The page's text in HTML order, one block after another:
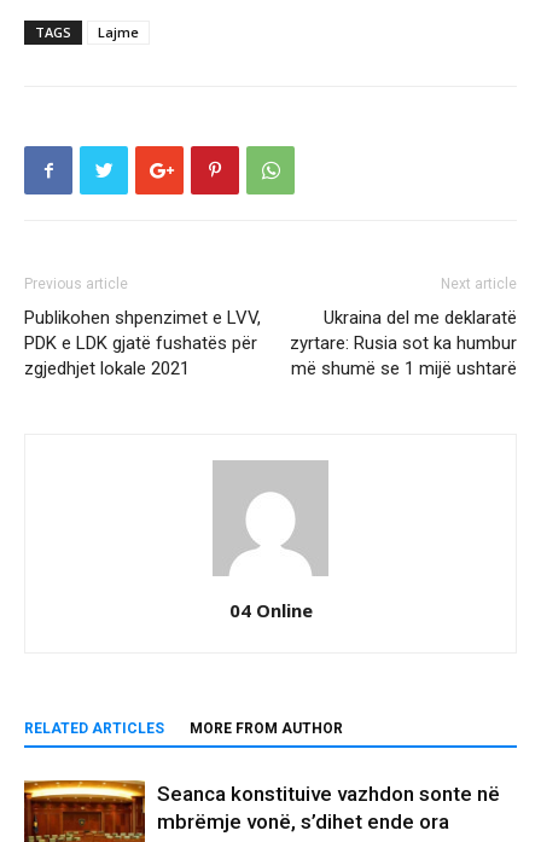
TAGS Lajme
Previous article
Publikohen shpenzimet e LVV,
PDK e LDK gjatë fushatës për
zgjedhjet lokale 2021
Next article
Ukraina del me deklaratë
zyrtare: Rusia sot ka humbur
më shumë se 1 mijë ushtarë
04 Online
RELATED ARTICLES MORE FROM AUTHOR
Seanca konstituive vazhdon sonte në
mbrëmje vonë, s’dihet ende ora